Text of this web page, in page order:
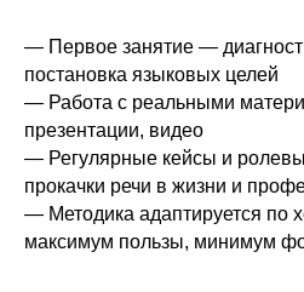
— Первое занятие —
постановка языковых целей
— Работа с реальными
презентации, видео
— Регулярные кейсы и
прокачки речи в жизни и
— Методика адаптируется по
максимум пользы, минимум